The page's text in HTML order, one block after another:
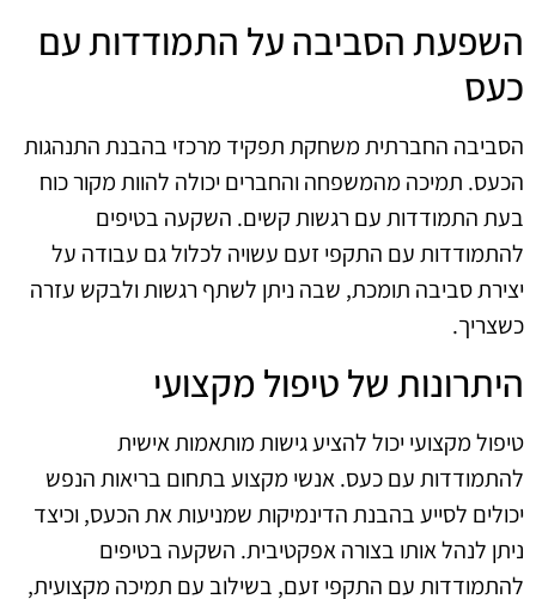
השפעת הסביבה על התמודדות עם
כעס
הסביבה החברתית משחקת תפקיד מרכזי בהבנת התנהגות
הכעס. תמיכה מהמשפחה והחברים יכולה להוות מקור כוח
בעת התמודדות עם רגשות קשים. השקעה בטיפים
להתמודדות עם התקפי זעם עשויה לכלול גם עבודה על
יצירת סביבה תומכת, שבה ניתן לשתף רגשות ולבקש עזרה
כשצריך.
היתרונות של טיפול מקצועי
טיפול מקצועי יכול להציע גישות מותאמות אישית
להתמודדות עם כעס. אנשי מקצוע בתחום בריאות הנפש
יכולים לסייע בהבנת הדינמיקות שמניעות את הכעס, וכיצד
ניתן לנהל אותו בצורה אפקטיבית. השקעה בטיפים
להתמודדות עם התקפי זעם, בשילוב עם תמיכה מקצועית,